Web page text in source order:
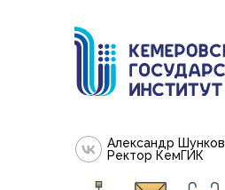
Александр Шунков
Ректор КемГИК